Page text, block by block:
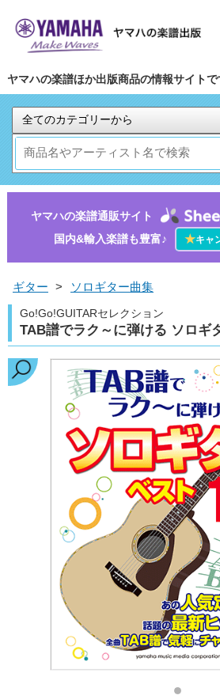
ヤマハの楽譜ほか出版商品の情報サイトで
ヤマハの楽譜通販サイト
国内&輸入楽譜も豊富♪
★キャ
ギター > ソロギター曲集
Go!Go!GUITARセレクション
TAB譜でラク～に弾ける ソロギ